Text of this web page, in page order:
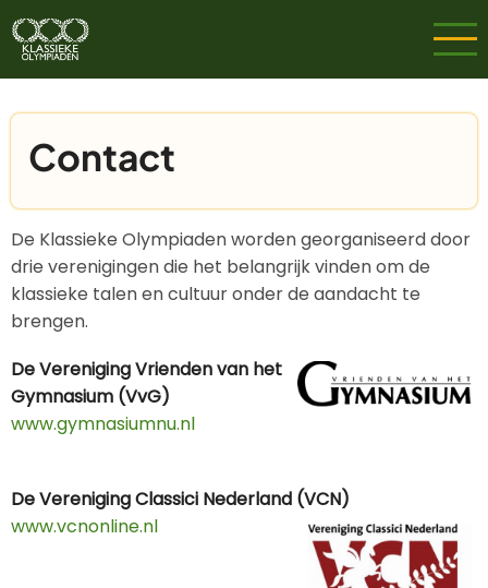
Overslaan
en
naar
inhoud
gaanContact
De Klassieke Olympiaden worden georganiseerd door
drie verenigingen die het belangrijk vinden om de
klassieke talen en cultuur onder de aandacht te
brengen.
De Vereniging Vrienden van het
Gymnasium (VvG)
www.gymnasiumnu.nl
De Vereniging Classici Nederland (VCN)
www.vcnonline.nl